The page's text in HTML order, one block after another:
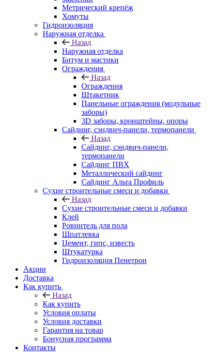
Метрический крепёж
Хомуты
Гидроизоляция
Наружная отделка
Назад
Наружная отделка
Битум и мастики
Ограждения
Назад
Ограждения
Штакетник
Панельные ограждения (модульные
заборы)
3D заборы, кронштейны, опоры
Cайдинг, сэндвич-панели, термопанели
Назад
Cайдинг, сэндвич-панели,
термопанели
Сайдинг ПВХ
Металлический сайдинг
Сайдинг Альта Профиль
Сухие строительные смеси и добавки
Назад
Сухие строительные смеси и добавки
Клей
Ровнитель для пола
Шпатлевка
Цемент, гипс, известь
Штукатурка
Гидроизоляция Пенетрон
Акции
Доставка
Как купить
Назад
Как купить
Условия оплаты
Условия доставки
Гарантия на товар
Бонусная программа
Контакты